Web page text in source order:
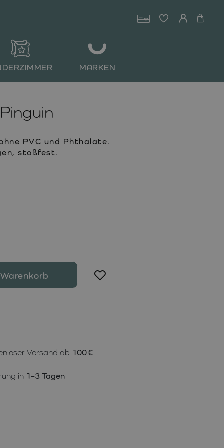
MARKEN
PVC und Phthalate.
stoßfest.
Versand ab 100 €
in 1–3 Tagen